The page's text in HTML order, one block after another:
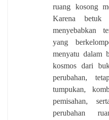
ruang kosong
Karena betuk
menyebabkan
yang
menyatu dalam
kosmos dari
perubahan,
tumpukan,
pemisahan,
perubahan